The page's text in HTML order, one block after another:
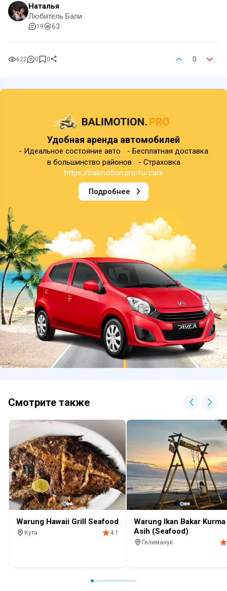
Наталья
Любитель Бали
19 63
622 0 0 0
Удобная аренда автомобилей
- Идеальное состояние авто - Бесплатная доставка
в большинство районов - Страховка
https://balimotion.pro/ru/cars
Подробнее
Смотрите также
Warung Hawaii Grill Seafood
Кута
4.1
Warung Ikan Bakar Kurma
Asih (Seafood)
Гилиманук